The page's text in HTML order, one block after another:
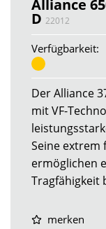
Alliance
D 22012
Verfügbarkeit:
Der Alliance
mit VF-
Seine extrem
ermöglichen
Tragfähigkeit
merken